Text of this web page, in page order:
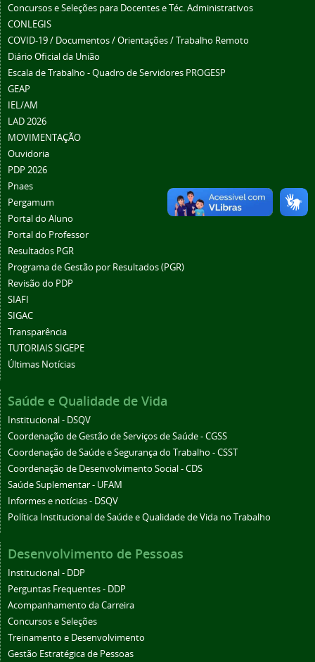
Concursos e Seleções para Docentes e Téc. Administrativos
CONLEGIS
COVID-19 / Documentos / Orientações / Trabalho Remoto
Diário Oficial da União
Escala de Trabalho - Quadro de Servidores PROGESP
GEAP
IEL/AM
LAD 2026
MOVIMENTAÇÃO
Ouvidoria
PDP 2026
Pnaes
Pergamum
Portal do Aluno
Portal do Professor
Resultados PGR
Programa de Gestão por Resultados (PGR)
Revisão do PDP
SIAFI
SIGAC
Transparência
TUTORIAIS SIGEPE
Últimas Notícias
Saúde e Qualidade de Vida
Institucional - DSQV
Coordenação de Gestão de Serviços de Saúde - CGSS
Coordenação de Saúde e Segurança do Trabalho - CSST
Coordenação de Desenvolvimento Social - CDS
Saúde Suplementar - UFAM
Informes e notícias - DSQV
Política Institucional de Saúde e Qualidade de Vida no Trabalho
Desenvolvimento de Pessoas
Institucional - DDP
Perguntas Frequentes - DDP
Acompanhamento da Carreira
Concursos e Seleções
Treinamento e Desenvolvimento
Gestão Estratégica de Pessoas